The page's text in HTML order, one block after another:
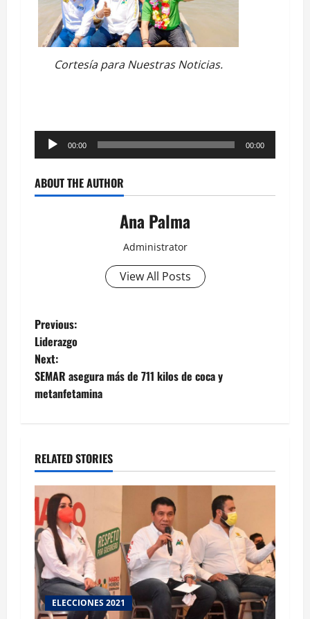
Cortesía para Nuestras Noticias.
Reproductor
de
00:00 00:00
ABOUT THE AUTHOR
Ana Palma
Administrator
View All Posts
Post
navigation
Previous:
Liderazgo
Next:
SEMAR asegura más de 711 kilos de coca y
metanfetamina
RELATED STORIES
ELECCIONES 2021